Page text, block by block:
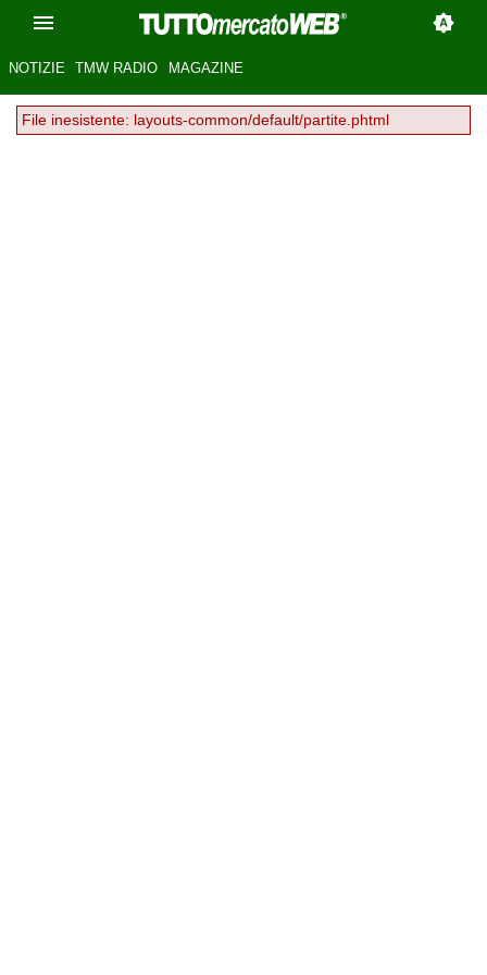
NOTIZIE TMW RADIO MAGAZINE
File inesistente: layouts-common/default/partite.phtml